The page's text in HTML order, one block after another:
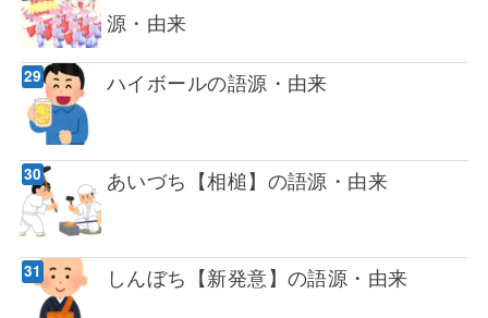
源・由来
ハイボールの語源・由来
あいづち【相槌】の語源・由来
しんぼち【新発意】の語源・由来